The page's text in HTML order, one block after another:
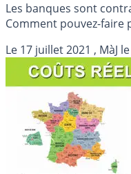
Les banques sont
Comment pouvez-
Le 17 juillet 2021 , MàJ le